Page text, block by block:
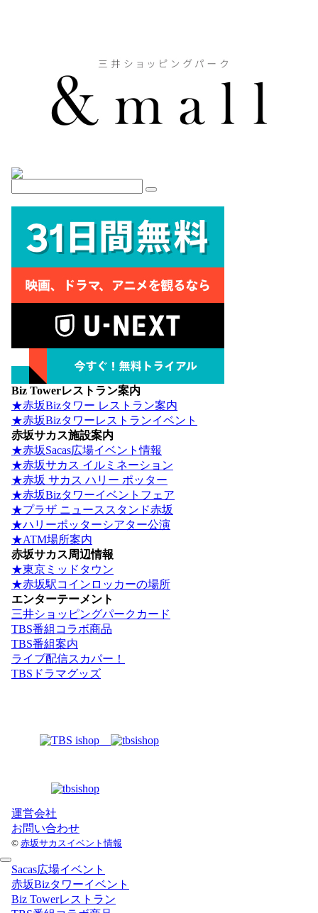
Biz Towerレストラン案内
★赤坂Bizタワー レストラン案内
★赤坂Bizタワーレストランイベント
赤坂サカス施設案内
★赤坂Sacas広場イベント情報
★赤坂サカス イルミネーション
★赤坂 サカス ハリー ポッター
★赤坂Bizタワーイベントフェア
★プラザ ニューススタンド赤坂
★ハリーポッターシアター公演
★ATM場所案内
赤坂サカス周辺情報
★東京ミッドタウン
★赤坂駅コインロッカーの場所
エンターテーメント
三井ショッピングパークカード
TBS番組コラボ商品
TBS番組案内
ライブ配信スカパー！
TBSドラマグッズ
運営会社
お問い合わせ
© 赤坂サカスイベント情報
Sacas広場イベント
赤坂Bizタワーイベント
Biz Towerレストラン